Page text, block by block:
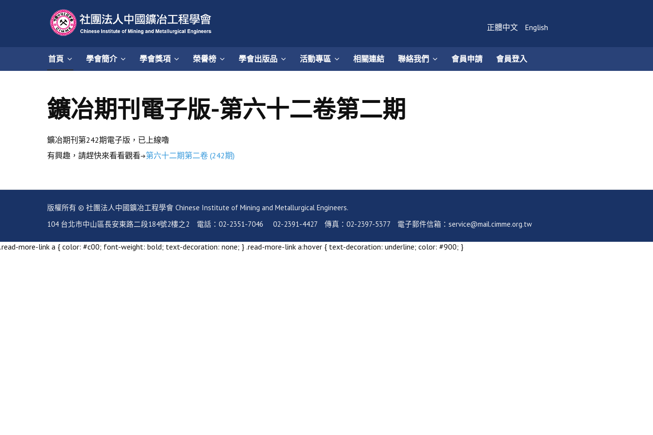
正體中文 English
首頁 學會簡介 學會獎項 榮譽榜 學會出版品 活動專區 相關連結 聯絡我們 會員申請 會員登入
鑛冶期刊電子版-第六十二卷第二期
鑛冶期刊第242期電子版，已上線嚕
有興趣，請趕快來看看觀看➔第六十二期第二卷 (242期)
版權所有 © 社團法人中國鑛冶工程學會 Chinese Institute of Mining and Metallurgical Engineers.
104 台北市中山區長安東路二段184號2樓之2 電話：02-2351-7046 02-2391-4427 傳真：02-2397-5377 電子郵件信箱：service@mail.cimme.org.tw
.read-more-link a { color: #c00; font-weight: bold; text-decoration: none; } .read-more-link a:hover { text-decoration: underline; color: #900; }